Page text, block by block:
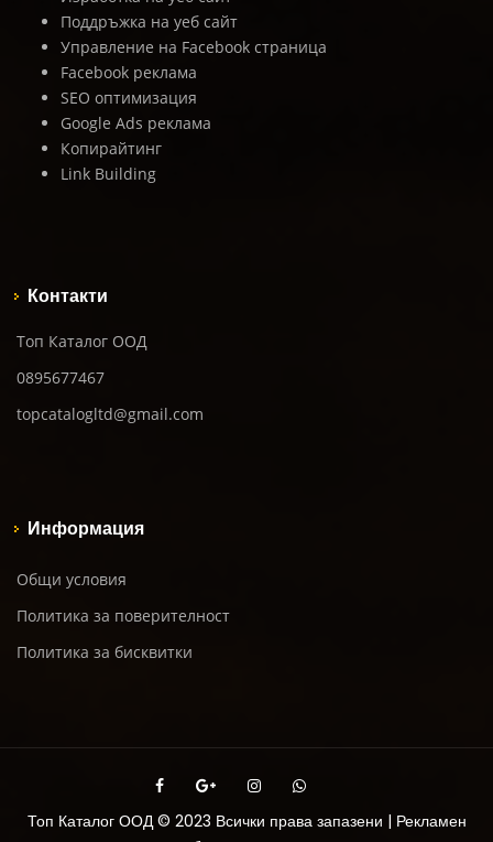
Поддръжка на уеб сайт
Управление на Facebook страница
Facebook реклама
SEO оптимизация
Google Ads реклама
Копирайтинг
Link Building
Контакти
Топ Каталог ООД
0895677467
topcatalogltd@gmail.com
Информация
Общи условия
Политика за поверителност
Политика за бисквитки
Топ Каталог ООД © 2023 Всички права запазени | Рекламен